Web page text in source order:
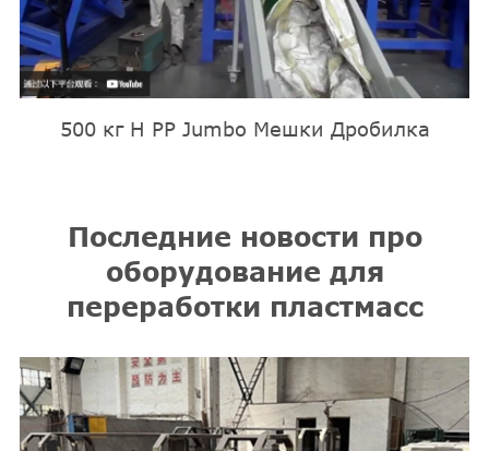
500 кг H PP Jumbo Мешки Дробилка
Последние новости про
оборудование для
переработки пластмасс